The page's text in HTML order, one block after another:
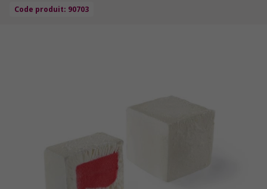
Code produit: 90703